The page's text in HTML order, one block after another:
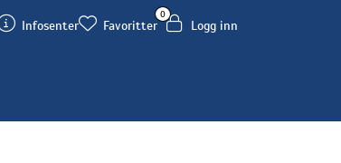
Infosenter
0
Favoritter Logg inn